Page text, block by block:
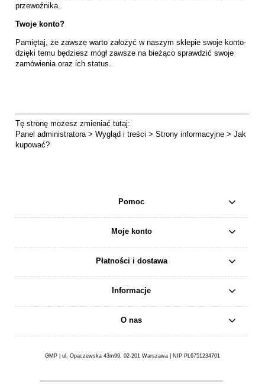
przewoźnika.
Twoje konto?
Pamiętaj, że zawsze warto założyć w naszym sklepie swoje konto-
dzięki temu będziesz mógł zawsze na bieżąco sprawdzić swoje
zamówienia oraz ich status.
Tę stronę możesz zmieniać tutaj:
Panel administratora > Wygląd i treści > Strony informacyjne > Jak
kupować?
Pomoc
Moje konto
Płatności i dostawa
Informacje
O nas
GMP | ul. Opaczewska 43m99, 02-201 Warszawa | NIP PL6751234701